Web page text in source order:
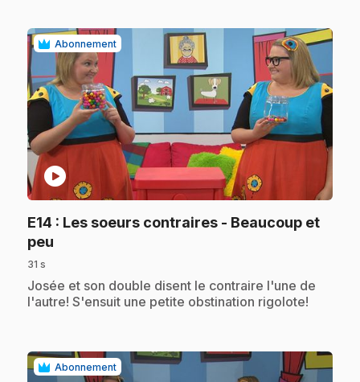
Abonnement
play_circle
E14 : Les soeurs contraires - Beaucoup et
peu
31 s
.Josée et son double disent le contraire l'une de
l'autre! S'ensuit une petite obstination rigolote!
Abonnement